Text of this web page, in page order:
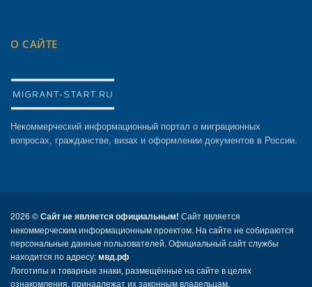
О САЙТЕ
Некоммерческий информационный портал о миграционных
вопросах, гражданстве, визах и оформлении документов в России.
2026 ©Сайт не является официальным! Сайт является
некоммерческим информационным проектом. На сайте не собираются
персональные данные пользователей. Официальный сайт службы
находится по адресу:мвд.рф
Логотипы и товарные знаки, размещённые на сайте в целях
ознакомления, принадлежат их законным владельцам,